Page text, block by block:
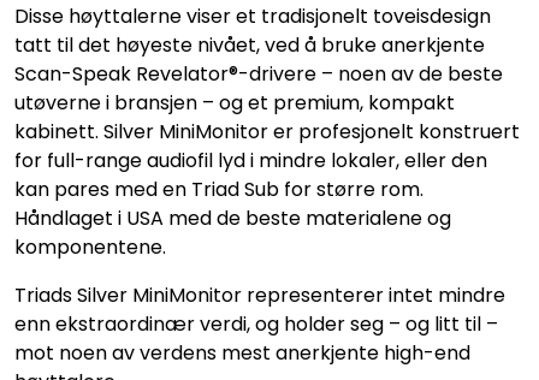
Disse høyttalerne viser et tradisjonelt toveisdesign
tatt til det høyeste nivået, ved å bruke anerkjente
Scan-Speak Revelator®-drivere – noen av de beste
utøverne i bransjen – og et premium, kompakt
kabinett. Silver MiniMonitor er profesjonelt konstruert
for full-range audiofil lyd i mindre lokaler, eller den
kan pares med en Triad Sub for større rom.
Håndlaget i USA med de beste materialene og
komponentene.
Triads Silver MiniMonitor representerer intet mindre
enn ekstraordinær verdi, og holder seg – og litt til –
mot noen av verdens mest anerkjente high-end